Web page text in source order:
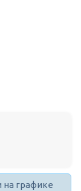
на графике